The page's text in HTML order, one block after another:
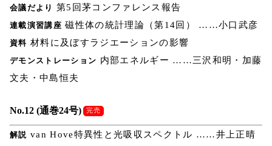
会議だより 第5回茅コンファレンス報告
連載演習講座 磁性体の統計理論（第14回） ……小口武彦
資料 材料に及ぼすラジエーションの影響
デモンストレーション 内部エネルギー ……三沢和明・加藤
文夫・中島恒夫
No.12 (通巻24号) 完売
解説 van Hove特異性と光吸収スペクトル ……井上正晴